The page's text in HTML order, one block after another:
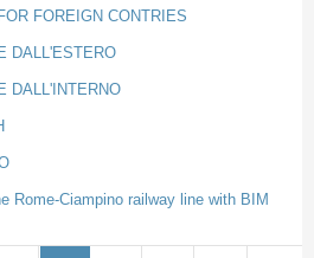
FOREIGN CONTRIES
DALL'ESTERO
DALL'INTERNO
Rome-Ciampino railway line with BIM